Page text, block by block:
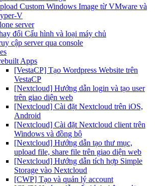
Custom Windows Image từ VMware và
V
server
đổi Cấu hình và loại máy chủ
cập server qua console
Apps
[VestaCP] Tạo Wordpress Website trên
VestaCP
[Nextcloud] Hướng dẫn login và tạo user
trên giao diện web
[Nextcloud] Cài đặt Nextcloud trên iOS,
Android
[Nextcloud] Cài đặt Nextcloud client trên
Windows và đồng bộ
[Nextcloud] Hướng dẫn tạo thư mục,
upload file, share file trên giao diện web
[Nextcloud] Hướng dẫn tích hợp Simple
Storage vào Nextcloud
[CWP] Tạo và quản lý account